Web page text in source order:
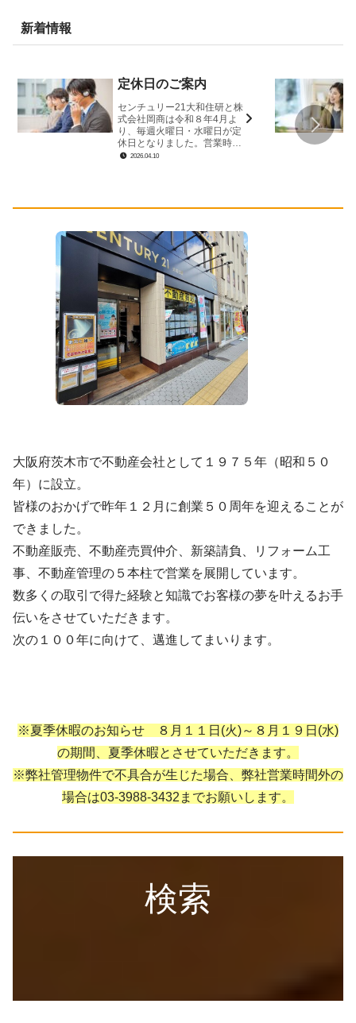
新着情報
定休日のご案内
センチュリー21大和住研と株
式会社岡商は令和８年4月よ
り、毎週火曜日・水曜日が定
休日となりました。営業時間
は9時30分～18時30分です。
2026.04.10
大阪府茨木市で不動産会社として１９７５年（昭和５０
年）に設立。
皆様のおかげで昨年１２月に創業５０周年を迎えることが
できました。
不動産販売、不動産売買仲介、新築請負、リフォーム工
事、不動産管理の５本柱で営業を展開しています。
数多くの取引で得た経験と知識でお客様の夢を叶えるお手
伝いをさせていただきます。
次の１００年に向けて、邁進してまいります。
※夏季休暇のお知らせ ８月１１日(火)～８月１９日(水)
の期間、夏季休暇とさせていただきます。
※弊社管理物件で不具合が生じた場合、弊社営業時間外の
場合は03-3988-3432までお願いします。
検索